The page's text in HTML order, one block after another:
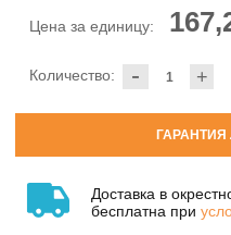
Цена за единицу:
- +
Количество:
Доставка в
бесплатна при